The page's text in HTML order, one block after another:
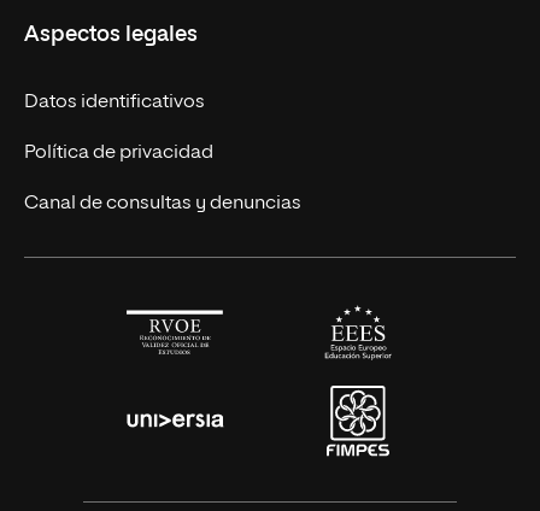
Cursos Europeos
Títulos Americanos
Alianza Newman
Nuestros alumnos
Únete a nosotros
Actualidad
Solicita información
Aspectos legales
Datos identificativos
Política de privacidad
Canal de consultas y denuncias